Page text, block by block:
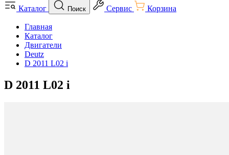
Каталог Поиск Сервис Корзина
Главная
Каталог
Двигатели
Deutz
D 2011 L02 i
D 2011 L02 i